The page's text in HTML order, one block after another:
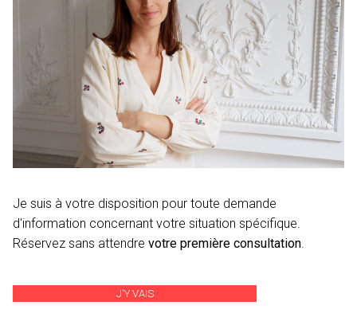
Je suis à votre disposition pour toute demande
d'information concernant votre situation spécifique.
Réservez sans attendre votre première consultation.
J'Y VAIS